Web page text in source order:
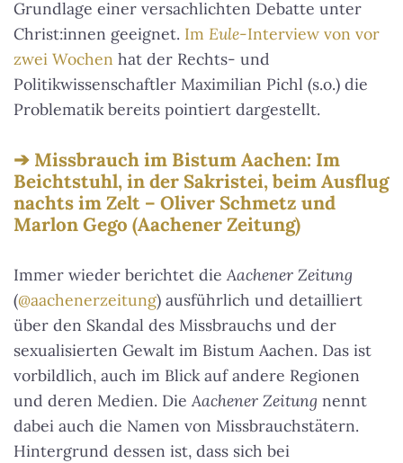
Grundlage einer versachlichten Debatte unter
Christ:innen geeignet. Im Eule-Interview von vor
zwei Wochen hat der Rechts- und
Politikwissenschaftler Maximilian Pichl (s.o.) die
Problematik bereits pointiert dargestellt.
Missbrauch im Bistum Aachen: Im
Beichtstuhl, in der Sakristei, beim Ausflug
nachts im Zelt – Oliver Schmetz und
Marlon Gego (Aachener Zeitung)
Immer wieder berichtet dieAachener Zeitung
(@aachenerzeitung) ausführlich und detailliert
über den Skandal des Missbrauchs und der
sexualisierten Gewalt im Bistum Aachen. Das ist
vorbildlich, auch im Blick auf andere Regionen
und deren Medien. DieAachener Zeitung nennt
dabei auch die Namen von Missbrauchstätern.
Hintergrund dessen ist, dass sich bei